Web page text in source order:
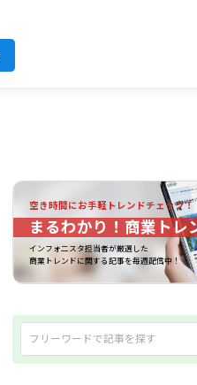
空き時間にお手軽トレンドチェック！
まるわかり！商業トレ
インフォ二スタ担当者が厳選した
商業トレンドに関する記事を毎週配信中！